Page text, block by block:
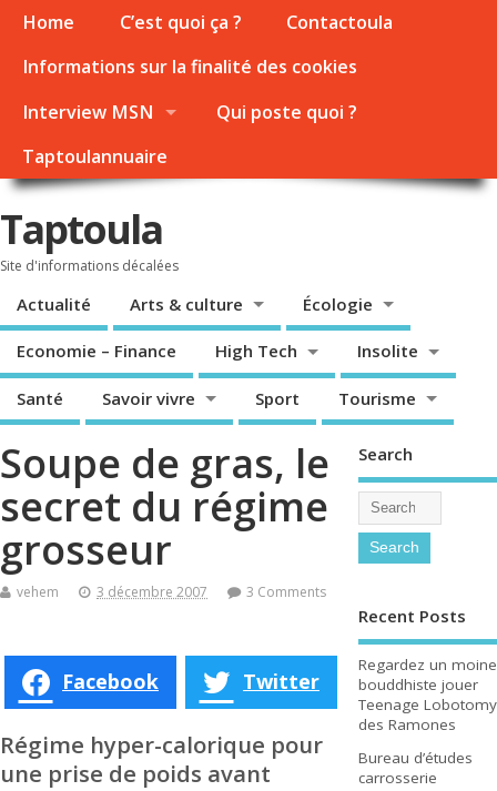
Home C’est quoi ça ?
Contactoula
Informations sur la finalité des cookies
Interview MSN
Qui poste quoi ?
Taptoulannuaire
Taptoula
Site d'informations décalées
Actualité Arts & culture Écologie
Economie – Finance High Tech Insolite
Santé Savoir vivre Sport Tourisme
Soupe de gras, le
secret du régime
grosseur
vehem 3 décembre 2007 3 Comments
Facebook Twitter
Régime hyper-calorique pour
une prise de poids avant
Search
Recent Posts
Regardez un moine
bouddhiste jouer
Teenage Lobotomy
des Ramones
Bureau d’études
carrosserie